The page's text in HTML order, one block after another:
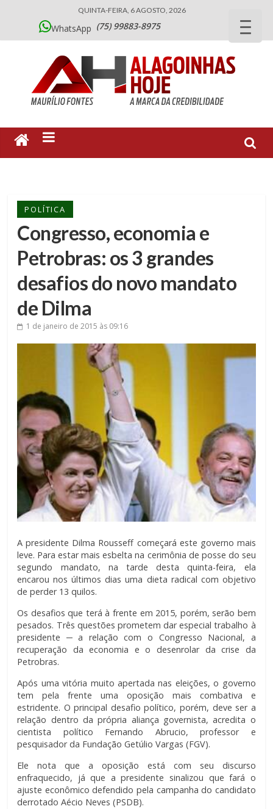
QUINTA-FEIRA, 6 AGOSTO, 2026
WhatsApp (75) 99883-8975
POLÍTICA
Congresso, economia e
Petrobras: os 3 grandes
desafios do novo mandato
de Dilma
1 de janeiro de 2015 às 09:16
A presidente Dilma Rousseff começará este governo mais
leve. Para estar mais esbelta na cerimônia de posse do seu
segundo mandato, na tarde desta quinta-feira, ela
encarou nos últimos dias uma dieta radical com objetivo
de perder 13 quilos.
Os desafios que terá à frente em 2015, porém, serão bem
pesados. Três questões prometem dar especial trabalho à
presidente ─ a relação com o Congresso Nacional, a
recuperação da economia e o desenrolar da crise da
Petrobras.
Após uma vitória muito apertada nas eleições, o governo
tem pela frente uma oposição mais combativa e
estridente. O principal desafio político, porém, deve ser a
relação dentro da própria aliança governista, acredita o
cientista político Fernando Abrucio, professor e
pesquisador da Fundação Getúlio Vargas (FGV).
Ele nota que a oposição está com seu discurso
enfraquecido, já que a presidente sinalizou que fará o
ajuste econômico defendido pela campanha do candidato
derrotado Aécio Neves (PSDB).